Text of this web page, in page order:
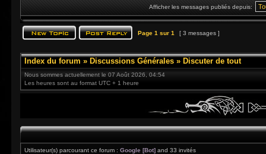
Afficher les messages publiés depuis:
Page 1 sur 1 [ 3 messages ]
Index du forum » Discussions Générales » Discuter de tout
Nous sommes actuellement le 07 Août 2026, 04:54
Les heures sont au format UTC + 1 heure
Utilisateur(s) parcourant ce forum : Google [Bot] and 33 invités